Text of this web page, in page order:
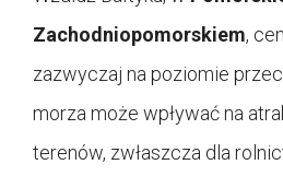
Zachodniopomorskiem,
zazwyczaj na poziomie
morza może wpływać na
terenów, zwłaszcza dla